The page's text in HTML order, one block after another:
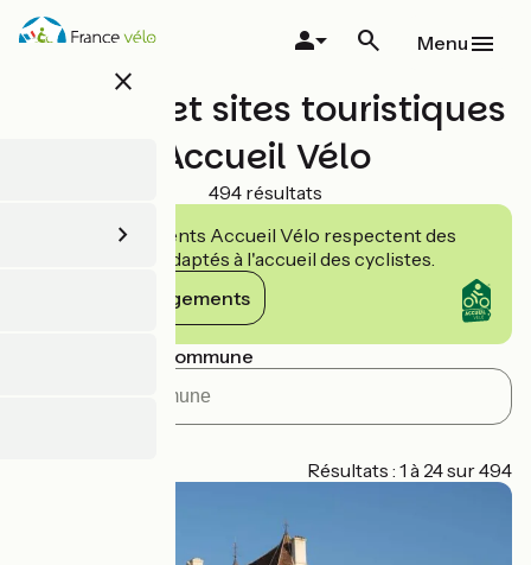
Aller
au
close
Menu
Musées et sites touristiques
Accueil Vélo
494 résultats
Les établissements Accueil Vélo respectent des
engagements adaptés à l'accueil des cyclistes.
Voir les engagements
Rechercher par commune
Résultats : 1 à 24 sur 494